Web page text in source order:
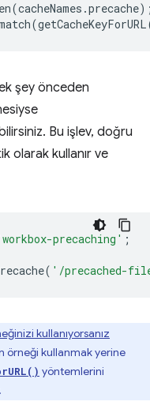
(cacheNames .precache
(getCacheKeyForURL
şey önceden
Bu işlev, doğru
olarak kullanır ve
precaching' ;
( '/precached-
kullanıyorsanız
örneği kullanmak yerine
yöntemlerini